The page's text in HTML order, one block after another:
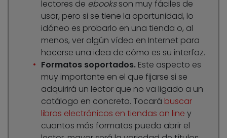
lectores de ebooksson muy fáciles de
usar, pero si se tiene la oportunidad, lo
idóneo es probarlo en una tienda o, al
menos, ver algún vídeo en Internet para
hacerse una idea de cómo es su interfaz.
Formatos soportados. Este aspecto es
muy importante en el que fijarse si se
adquirirá un lector que no va ligado a un
catálogo en concreto. Tocará buscar
libros electrónicos en tiendas on line y
cuantos más formatos pueda abrir el